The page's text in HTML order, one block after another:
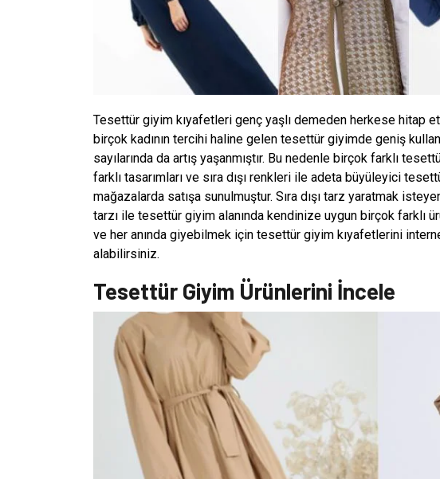
Tesettür giyim kıyafetleri genç yaşlı demeden herkese hitap
birçok kadının tercihi haline gelen tesettür giyimde geniş
sayılarında da artış yaşanmıştır. Bu nedenle birçok farklı
farklı tasarımları ve sıra dışı renkleri ile adeta büyüleyici
mağazalarda satışa sunulmuştur. Sıra dışı tarz yaratmak
tarzı ile tesettür giyim alanında kendinize uygun birçok farklı
ve her anında giyebilmek için tesettür giyim kıyafetlerini
alabilirsiniz.
Tesettür Giyim Ürünlerini İncele